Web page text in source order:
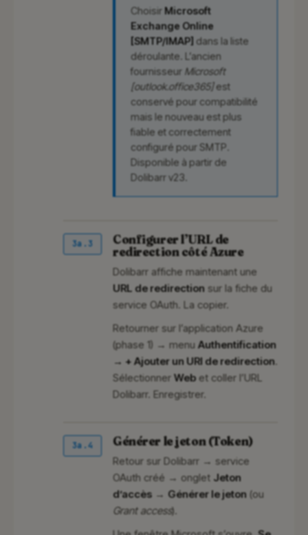
Choisir Microsoft
Exchange Online
[SMTP/IMAP] dans la liste
déroulante. L’ancien
fournisseur Microsoft
[outlook.office365] est
conservé pour compatibilité
mais le nouveau est plus
fiable et correctement
configuré pour SMTP.
Disponible à partir de
Dolibarr v23.
3a.3
Configurer l’URL de
redirection côté Azure
Dolibarr affiche maintenant une
URL de redirection sur la fiche du
service OAuth. La copier.
Retourner sur l’application Azure
(phase 1) → menuAuthentification
→ + Ajouter un URI de redirection
Sélectionner Webet coller l’URL
Dolibarr. Enregistrer.
3a.4 Générer le jeton (Token)
Retour sur Dolibarr → service
OAuth créé → onglet Jeton
d’accès→ Générer le jeton (ou
Grant access).